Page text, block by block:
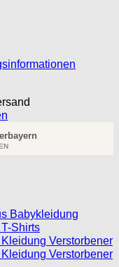
Babykleidung
Shirts
Verstorbener
Verstorbener